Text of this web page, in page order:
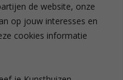
de website, onze
op jouw interesses en
cookies informatie